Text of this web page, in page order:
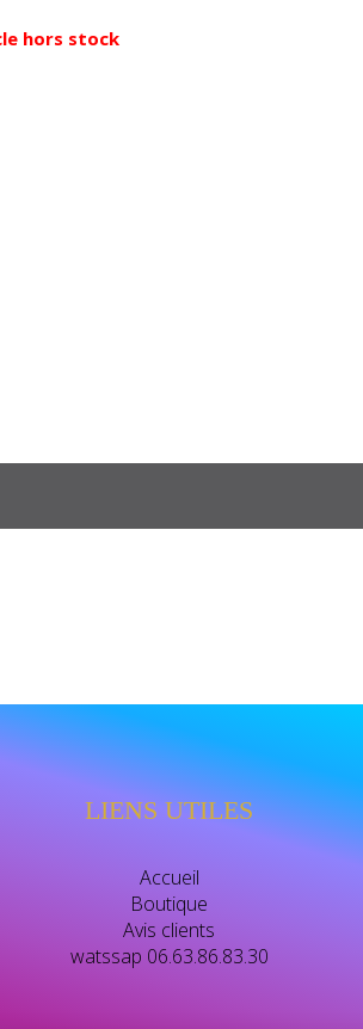
hors stock
LIENS UTILES
Accueil
Boutique
Avis clients
watssap 06.63.86.83.30